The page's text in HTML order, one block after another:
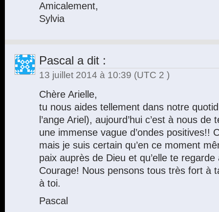
Amicalement,
Sylvia
Pascal a dit :
13 juillet 2014 à 10:39 (UTC 2 )
Chère Arielle,
tu nous aides tellement dans notre
l’ange Ariel), aujourd’hui c’est à nous de
une immense vague d’ondes positives!!
mais je suis certain qu’en ce moment
paix auprès de Dieu et qu’elle te
Courage! Nous pensons tous très fort à
à toi.
Pascal